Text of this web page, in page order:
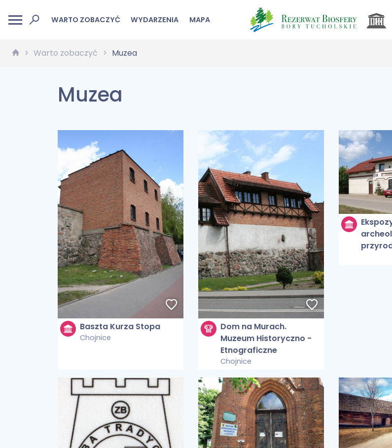
WARTO ZOBACZYĆ WYDARZENIA MAPA
Warto zobaczyć Muzea
Muzea
Baszta Kurza Stopa
Chojnice
Dom na Murach.
Muzeum Historyczno -
Etnograficzne
Chojnice